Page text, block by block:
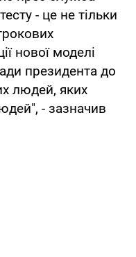
- це не тільки
нової моделі
президента до
людей, яких
- зазначив